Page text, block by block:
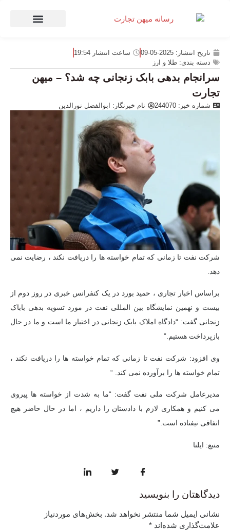
تاریخ انتشار: 2025-05-09 ساعت انتشار 19:54
دسته بندی: طلا و ارز
سرانجام بدهی بابک زنجانی چه شد؟ – میهن
تجارت
شماره خبر: 244070 نام خبرنگار: ابوالفضل نورالدین
شرکت نفت تا زمانی که تمام خواسته ها را دریافت نکند ، رضایت نمی
دهد.
براساس اخبار تجاری ، حمید بورد در یک کنفرانس خبری در روز دوم از
بیست و نهمین نمایشگاه بین المللی نفت در مورد تسویه بدهی باباک
زنجانی گفت: “دادگاه املاک بابک زنجانی در اختیار ما است و ما در حال
بازپرداخت هستیم.”
وی افزود: شرکت نفت تا زمانی که تمام خواسته ها را دریافت نکند ،
تمام خواسته ها را برآورده نمی کند. “
مدیرعامل شرکت ملی نفت گفت: “ما به شدت از خواسته ها پیروی
می کنیم و همکاری لازم با دادستان را داریم ، اما در حال حاضر هیچ
اتفاقی نیفتاده است.”
منبع: ایلنا
دیدگاهتان را بنویسید
نشانی ایمیل شما منتشر نخواهد شد. بخش‌های موردنیاز
علامت‌گذاری شده‌اند *